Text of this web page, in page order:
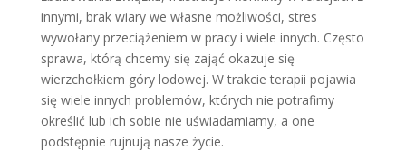
innymi, brak wiary we własne możliwości, stres
wywołany przeciążeniem w pracy i wiele innych. Często
sprawa, którą chcemy się zająć okazuje się
wierzchołkiem góry lodowej. W trakcie terapii pojawia
się wiele innych problemów, których nie potrafimy
określić lub ich sobie nie uświadamiamy, a one
podstępnie rujnują nasze życie.